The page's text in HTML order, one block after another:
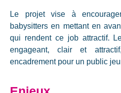
Le projet vise à
babysitters en mettant en
qui rendent ce job attractif.
engageant, clair et
encadrement pour un public